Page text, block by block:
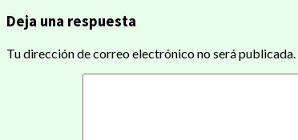
Deja una respuesta
Tu dirección de correo electrónico no será publicada.